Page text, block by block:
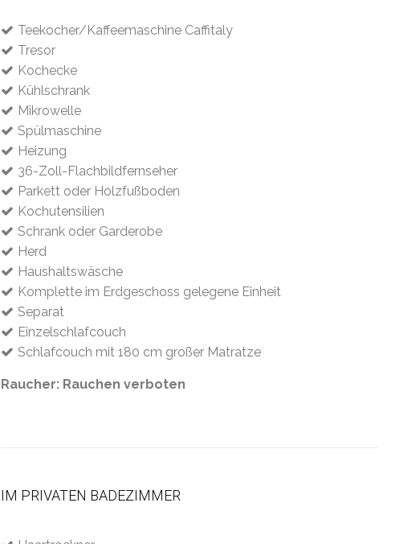
Teekocher/Kaffeemaschine Caffitaly
Tresor
Kochecke
Kühlschrank
Mikrowelle
Spülmaschine
Heizung
36-Zoll-Flachbildfernseher
Parkett oder Holzfußboden
Kochutensilien
Schrank oder Garderobe
Herd
Haushaltswäsche
Komplette im Erdgeschoss gelegene Einheit
Separat
Einzelschlafcouch
Schlafcouch mit 180 cm großer Matratze
Raucher: Rauchen verboten
IM PRIVATEN BADEZIMMER